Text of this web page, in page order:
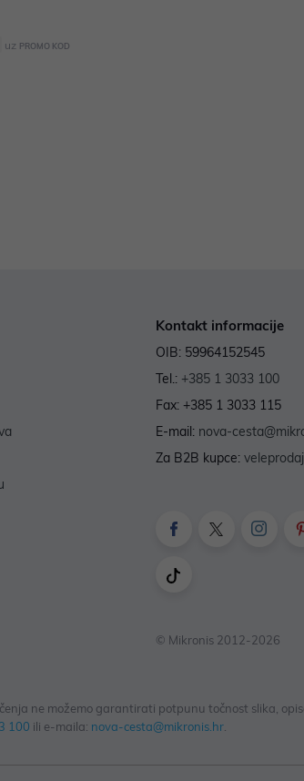
uz PROMO KOD
Kontakt informacije
OIB: 59964152545
Tel.: +385 1 3033 100
Fax: +385 1 3033 115
E-mail: nova-
Za B2B kupce:
© Mikronis 2012-2026
ne možemo garantirati potpunu točnost slika,
100 ili e-maila: nova-cesta@mikronis.hr.